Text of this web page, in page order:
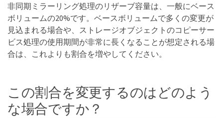
非同期ミラーリング処理のリザーブ容量は、一般にベース
ボリュームの20%です。ベースボリュームで多くの変更が
見込まれる場合や、ストレージオブジェクトのコピーサー
ビス処理の使用期間が非常に長くなることが想定される場
合は、これよりも割合を増やしてください。
この割合を変更するのはどのよう
な場合ですか？